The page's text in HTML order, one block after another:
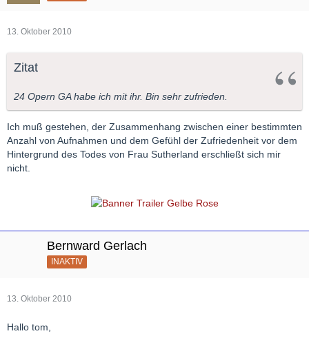
13. Oktober 2010
Zitat
24 Opern GA habe ich mit ihr. Bin sehr zufrieden.
Ich muß gestehen, der Zusammenhang zwischen einer bestimmten
Anzahl von Aufnahmen und dem Gefühl der Zufriedenheit vor dem
Hintergrund des Todes von Frau Sutherland erschließt sich mir
nicht.
Bernward Gerlach
INAKTIV
13. Oktober 2010
Hallo tom,